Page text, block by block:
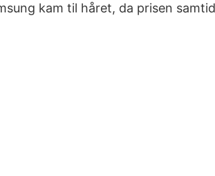
kam til håret, da prisen